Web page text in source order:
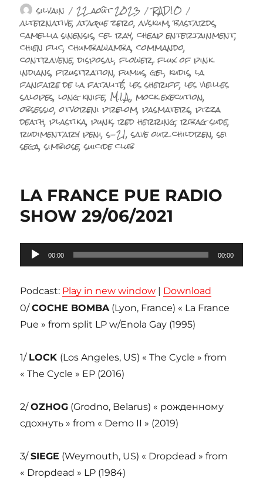
Auteur
silvain Publié
le
22 août 2023 Catégories
RADIO
alternative,ataque zero,avskum,bastards,
camellia sinensis,cel ray,cheap entertainment,
chien flic,chumbawamba,commando,
contravene,disposal,flower,flux of pink
indians,frustration,fumus,gel, kudis,la
fanfare de la fatalité,les sheriff,les vieilles
salopes,long knife, M.I.A.,mock execution,
obsessio,otvoreni prelom,pasmaters,pizza
death,plastika,punk,red herring,ribag sude,
rudimentary peni,s-21,save our children,sei
sega,simbiose,suicide club
LA FRANCE PUE RADIO
SHOW 29/06/2021
Lecteur
audio
00:00 00:00
Podcast: Play in new window | Download
0/COCHE BOMBA(Lyon, France) « La France
Pue » from split LP w/Enola Gay (1995)
1/ LOCK (Los Angeles, US) « The Cycle » from
« The Cycle » EP (2016)
2/OZHOG (Grodno, Belarus) « рожденному
сдохнуть » from « Demo II » (2019)
3/SIEGE (Weymouth, US) « Dropdead » from
« Dropdead » LP (1984)